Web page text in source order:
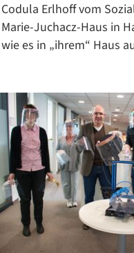
Codula Erlhoff vom
Marie-Juchacz-Haus in
wie es in „ihrem“ Haus